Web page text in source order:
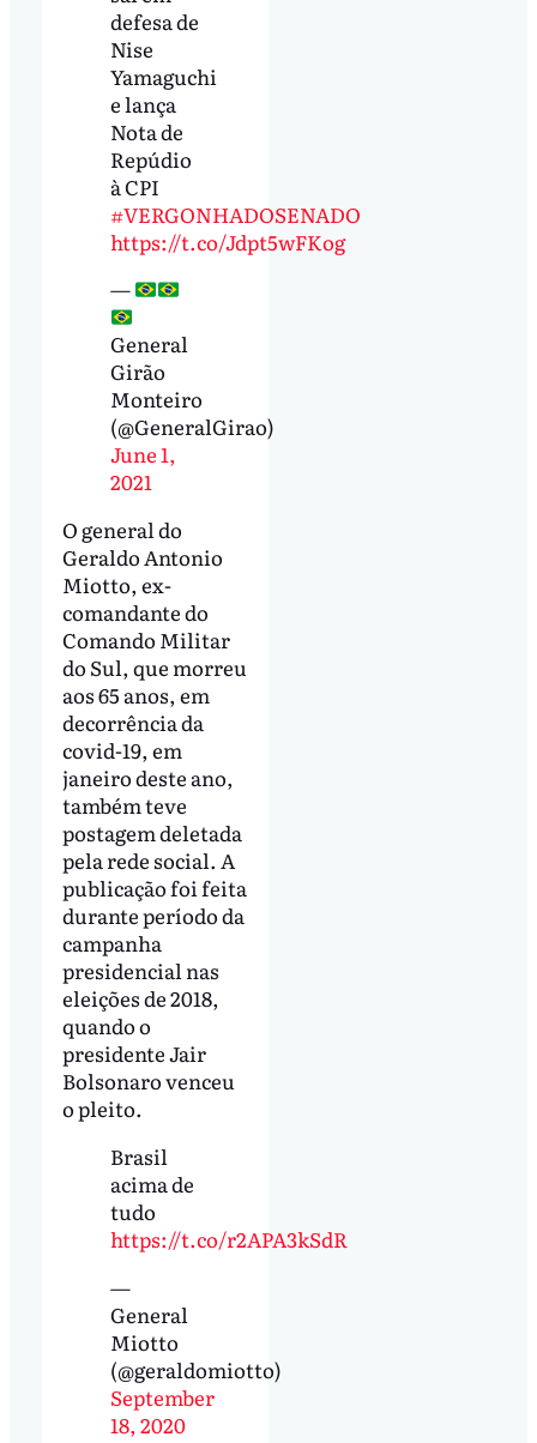
defesa de
Nise
Yamaguchi
e lança
Nota de
Repúdio
à CPI
#VERGONHADOSENADO
https://t.co/Jdpt5wFKog
—
General
Girão
Monteiro
(@GeneralGirao)
June 1,
2021
O general do
Geraldo Antonio
Miotto, ex-
comandante do
Comando Militar
do Sul, que morreu
aos 65 anos, em
decorrência da
covid-19, em
janeiro deste ano,
também teve
postagem deletada
pela rede social. A
publicação foi feita
durante período da
campanha
presidencial nas
eleições de 2018,
quando o
presidente Jair
Bolsonaro venceu
o pleito.
Brasil
acima de
tudo
https://t.co/r2APA3kSdR
—
General
Miotto
(@geraldomiotto)
September
18, 2020